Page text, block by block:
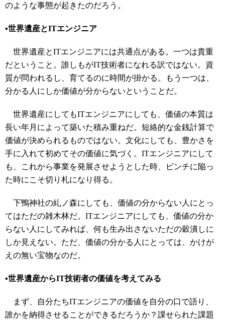
のような事態が起きたのだろう。
▪️世界遺産とITエンジニア
世界遺産とITエンジニアには共通点がある。一つは貴重
だということ。誰しもがIT技術者になれる訳ではない。資
質が問われるし、育てるのに時間が掛かる。もう一つは、
分かる人にしか価値が分からないということだ。
世界遺産にしてもITエンジニアにしても、価値の本質は
長い年月によって築いた積み重ねだ。短絡的な金銭計算で
価値が決められるものではない。文化にしても、豊かさを
手に入れて初めてその価値に気づく。ITエンジニアにして
も、これから事業を発展させようとした時、ピンチに陥っ
た時にこそ切り札になり得る。
下鴨神社の糺ノ森にしても、価値の分からない人にとっ
てはただの雑木林だ。ITエンジニアにしても、価値の分か
らない人にしてみれば、何も生み出さないただの穀潰しに
しか見えない。ただ、価値の分かる人にとっては、かけが
えの無い宝物なのだ。
▪️世界遺産からIT技術者の価値を考えてみる
まず、自分たちITエンジニアの価値を自分の口で語り、
誰かを納得させることができるだろうか？課せられた課題